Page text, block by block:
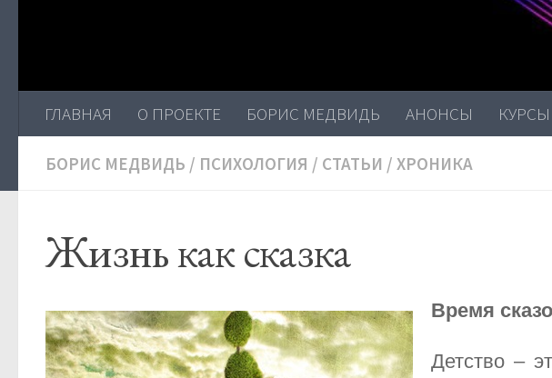
ГЛАВНАЯ О ПРОЕКТЕ БОРИС МЕДВИДЬ АНОНСЫ КУРСЫ
БОРИС МЕДВИДЬ / ПСИХОЛОГИЯ / СТАТЬИ / ХРОНИКА
Жизнь как сказка
Время
Детство –